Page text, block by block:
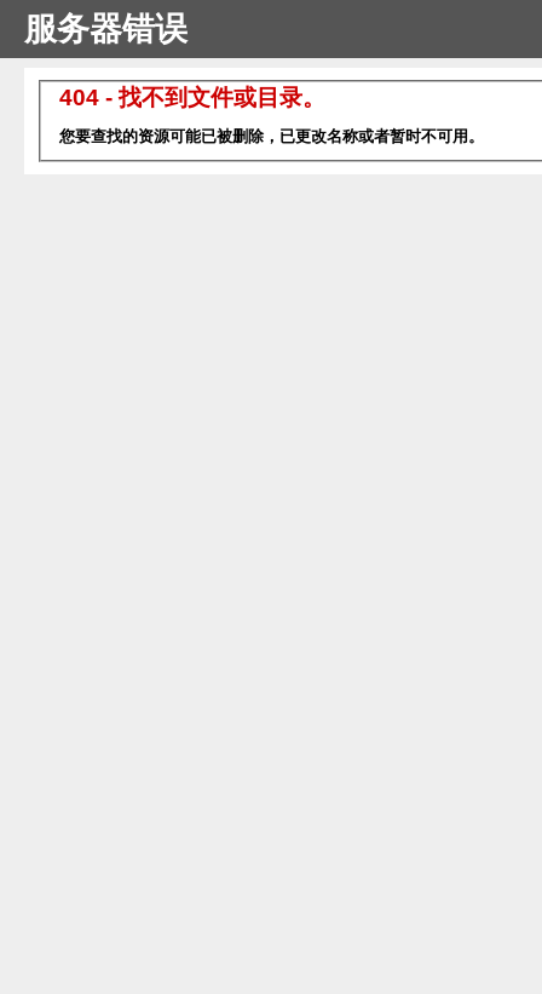
服务器错误
404 - 找不到文件或目录。
您要查找的资源可能已被删除，已更改名称或者暂时不可用。